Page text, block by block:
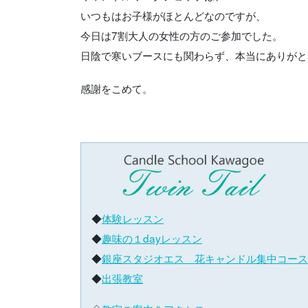
いつもはお子様がほとんどなのですが、
今日は7割大人の女性の方のご参加でした。
日陰で寒いブースにも関わらず、本当にありがと
感謝をこめて。
◆体験レッスン
◆趣味の１dayレッスン
◆銀座スタジオエス 花キャンドル集中コース
◆出張教室